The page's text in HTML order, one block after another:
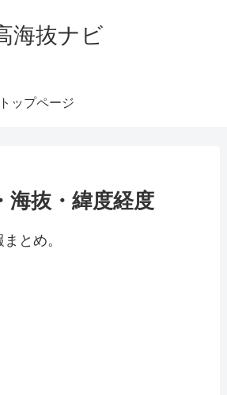
海抜ナビ
トップページ
海抜・緯度経度
とめ。